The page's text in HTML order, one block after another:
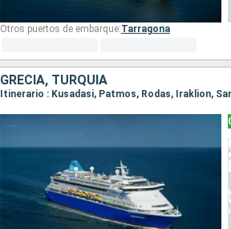
Otros puertos de embarque:Tarragona
GRECIA, TURQUÍA
Itinerario : Kusadasi, Patmos, Rodas, Iraklion,